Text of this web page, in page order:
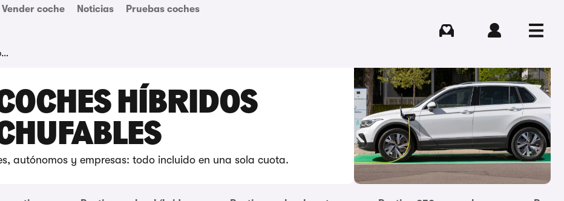
Vender coche Noticias Pruebas coches
Coches híbridos enchufables
HÍBRIDOS
autónomos y empresas: todo incluido en una sola cuota.